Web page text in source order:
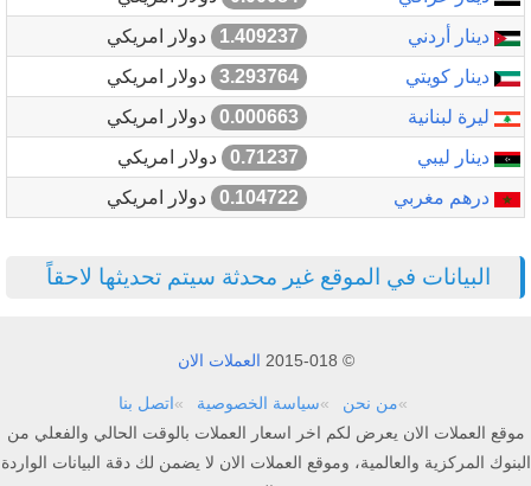
دينار أردني
1.409237
دولار امريكي
دينار كويتي
3.293764
دولار امريكي
ليرة لبنانية
0.000663
دولار امريكي
دينار ليبي
0.71237
دولار امريكي
درهم مغربي
0.104722 دولار امريكي
البيانات في الموقع غير محدثة سيتم تحديثها لاحقاً
© 2015-018 العملات الان
من نحن سياسة الخصوصية
اتصل بنا
موقع العملات الان يعرض لكم اخر اسعار العملات بالوقت الحالي والفعلي من
البنوك المركزية والعالمية، وموقع العملات الان لا يضمن لك دقة البيانات الواردة